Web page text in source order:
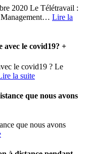
2020 Le Télétravail :
… Lire la
le covid19? +
le covid19 ? Le
la suite
que nous avons
que nous avons